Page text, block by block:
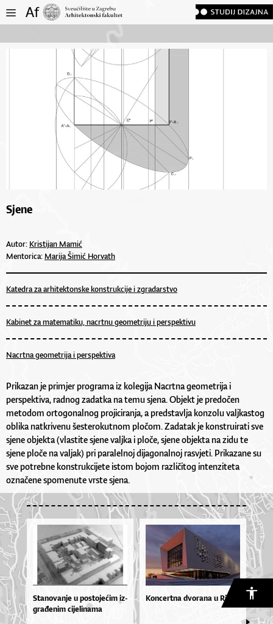
Sjene
Autor: Kristijan Mamić
Mentorica:Marija Šimić Horvath
Katedra za arhitektonske konstrukcije i zgradarstvo
Kabinet za matematiku, nacrtnu geometriju i perspektivu
Nacrtna geometrija i perspektiva
Prikazan je primjer programa iz kolegija Nacrtna geometrija i
perspektiva, radnog zadatka na temu sjena. Objekt je predočen
metodom ortogonalnog projiciranja, a predstavlja konzolu valjkastog
oblika natkrivenu šesterokutnom pločom. Zadatak je konstruirati sve
sjene objekta (vlastite sjene valjka i ploče, sjene objekta na zidu te
sjene ploče na valjak) pri paralelnoj dijagonalnoj rasvjeti. Prikazane su
sve potrebne konstrukcijete istom bojom različitog intenziteta
označene spomenute vrste sjena.
Sta­no­va­nje u pos­to­je­ćim iz­
gra­đe­nim ci­je­li­na­ma
Koncertna dvorana u Rijeci